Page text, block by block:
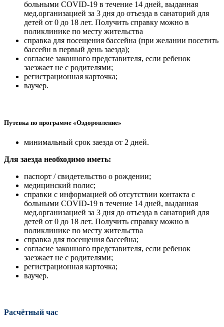
больными COVID-19 в течение 14 дней, выданная
мед.организацией за 3 дня до отъезда в санаторий для
детей от 0 до 18 лет. Получить справку можно в
поликлинике по месту жительства
справка для посещения бассейна (при желании посетить
бассейн в первый день заезда);
согласие законного представителя, если ребенок
заезжает не с родителями;
регистрационная карточка;
ваучер.
Путевка по программе «Оздоровление»
минимальный срок заезда от 2 дней.
Для заезда необходимо иметь:
паспорт / свидетельство о рождении;
медицинский полис;
справки с информацией об отсутствии контакта с
больными COVID-19 в течение 14 дней, выданная
мед.организацией за 3 дня до отъезда в санаторий для
детей от 0 до 18 лет. Получить справку можно в
поликлинике по месту жительства
справка для посещения бассейна;
согласие законного представителя, если ребенок
заезжает не с родителями;
регистрационная карточка;
ваучер.
Расчётный час